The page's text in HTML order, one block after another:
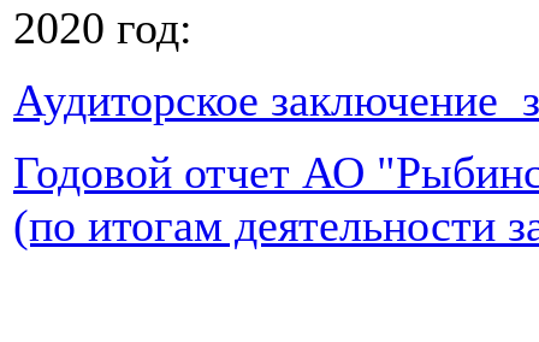
2020 год:
Аудиторское заключение
Годовой отчет АО
(по итогам деятельности